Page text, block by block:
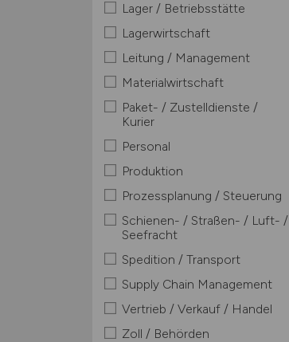
Lager / Betriebsstätte
Lagerwirtschaft
Leitung / Management
Materialwirtschaft
Paket- / Zustelldienste /
Kurier
Personal
Produktion
Prozessplanung / Steuerung
Schienen- / Straßen- / Luft- /
Seefracht
Spedition / Transport
Supply Chain Management
Vertrieb / Verkauf / Handel
Zoll / Behörden